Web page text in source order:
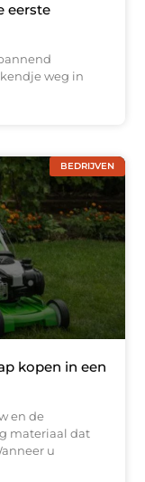
eerste
weg in
BEDRIJVEN
kopen in een
en de
materiaal dat
u